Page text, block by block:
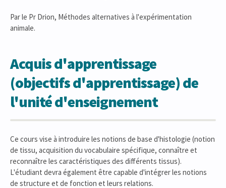
Par le Pr Drion, Méthodes alternatives à l'expérimentation
animale.
Acquis d'apprentissage
(objectifs d'apprentissage) de
l'unité d'enseignement
Ce cours vise à introduire les notions de base d'histologie (notion
de tissu, acquisition du vocabulaire spécifique, connaître et
reconnaître les caractéristiques des différents tissus).
L'étudiant devra également être capable d'intégrer les notions
de structure et de fonction et leurs relations.